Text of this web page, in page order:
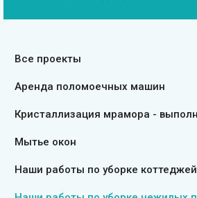
Все проекты
Аренда поломоечных машин
Кристаллизация мрамора -
Мытье окон
Наши работы по уборке коттеджей